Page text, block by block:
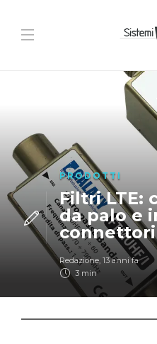
PRODOTTI
Filtri LTE:
da palo e
connettori
Redazione, 13 anni fa
3 min